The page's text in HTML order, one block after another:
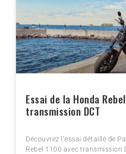
Essai de la Honda
transmission DCT
Découvrez l’essai détaillé de
Rebel 1100 avec transmission